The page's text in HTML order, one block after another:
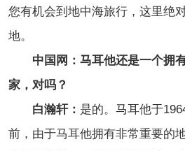
您有机会到地中海旅行，这里绝
地。
中国网：马耳他还是一个拥
家，对吗？
白瀚轩： 是的。马耳他于
前，由于马耳他拥有非常重要的